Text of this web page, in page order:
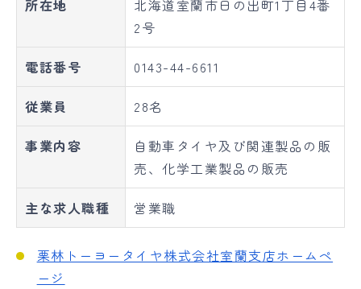
所在地
北海道室蘭市日の出町1丁目4番
2号
電話番号 0143-44-6611
従業員 28名
事業内容
自動車タイヤ及び関連製品の販
売、化学工業製品の販売
主な求人職種 営業職
栗林トーヨータイヤ株式会社室蘭支店ホームペ
ージ